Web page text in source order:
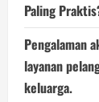
Paling
Pengalaman
layanan
keluarga.